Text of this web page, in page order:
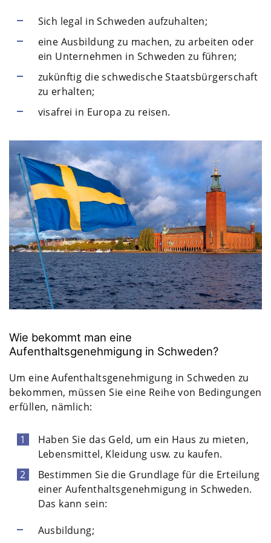
Sich legal in Schweden aufzuhalten;
eine Ausbildung zu machen, zu arbeiten oder
ein Unternehmen in Schweden zu führen;
zukünftig die schwedische Staatsbürgerschaft
zu erhalten;
visafrei in Europa zu reisen.
Wie bekommt man eine
Aufenthaltsgenehmigung in Schweden?
Um eine Aufenthaltsgenehmigung in Schweden zu
bekommen, müssen Sie eine Reihe von Bedingungen
erfüllen, nämlich:
Haben Sie das Geld, um ein Haus zu mieten,
Lebensmittel, Kleidung usw. zu kaufen.
Bestimmen Sie die Grundlage für die Erteilung
einer Aufenthaltsgenehmigung in Schweden.
Das kann sein:
Ausbildung;